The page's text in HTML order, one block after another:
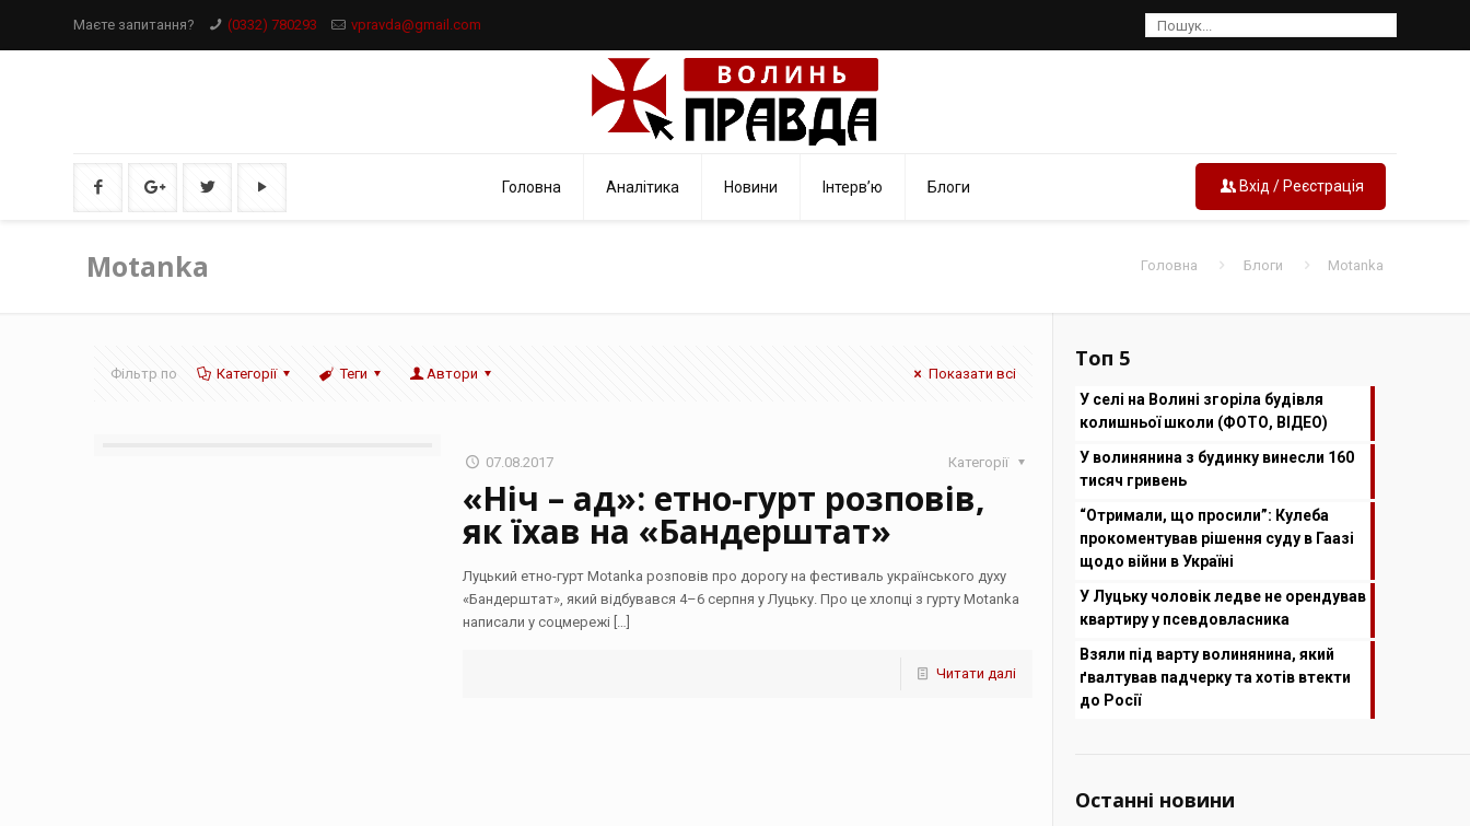
Маєте запитання? (0332) 780293 vpravda@gmail.com
Головна Аналітика Новини Інтерв’ю Блоги Вхід / Реєстрація
Motanka Головна Блоги Motanka
Фільтр по Категорії Теги Автори Показати всі
07.08.2017 Категорії
«Ніч – ад»: етно-гурт розповів,
як їхав на «Бандерштат»
Луцький етно-гурт Motanka розповів про дорогу на фестиваль українського духу
«Бандерштат», який відбувався 4–6 серпня у Луцьку. Про це хлопці з гурту Motanka
написали у соцмережі […]
Читати далі
Топ 5
У селі на Волині згоріла будівля
колишньої школи (ФОТО, ВІДЕО)
У волинянина з будинку винесли 160
тисяч гривень
“Отримали, що просили”: Кулеба
прокоментував рішення суду в Гаазі
щодо війни в Україні
У Луцьку чоловік ледве не орендував
квартиру у псевдовласника
Взяли під варту волинянина, який
ґвалтував падчерку та хотів втекти
до Росії
Останні новини